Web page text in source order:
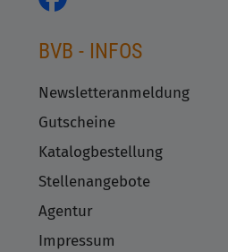
BVB - INFOS
Newsletteranmeldung
Gutscheine
Katalogbestellung
Stellenangebote
Agentur
Impressum